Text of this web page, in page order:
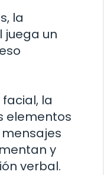
la
juega un
la
elementos
y
verbal.